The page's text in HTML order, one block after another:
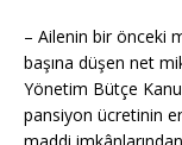
– Ailenin bir önceki
başına düşen net
Yönetim Bütçe
pansiyon ücretinin